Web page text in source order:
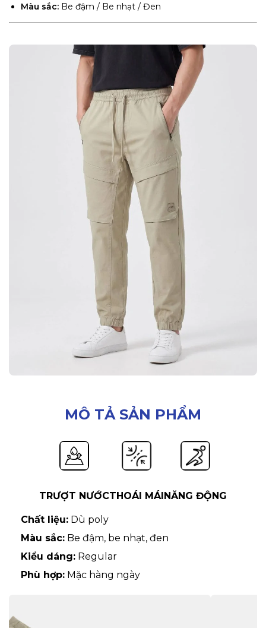
Màu sắc: Be đậm / Be nhạt / Đen
MÔ TẢ SẢN PHẨM
TRƯỢT NƯỚCTHOÁI MÁINĂNG ĐỘNG
Chất liệu: Dù poly
Màu sắc: Be đậm, be nhạt, đen
Kiểu dáng: Regular
Phù hợp: Mặc hàng ngày